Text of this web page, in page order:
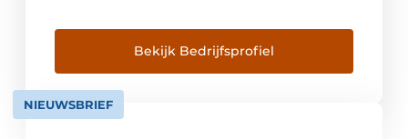
van hoogwaardige platen voor
gevelbekleding, decoratieve
gevels en scientific surface solutions. Sinds
de oprichting in 1960 werkt Trespa nauw
samen met architecten, ontwerpers,
Bekijk Bedrijfsprofiel
NIEUWSBRIEF